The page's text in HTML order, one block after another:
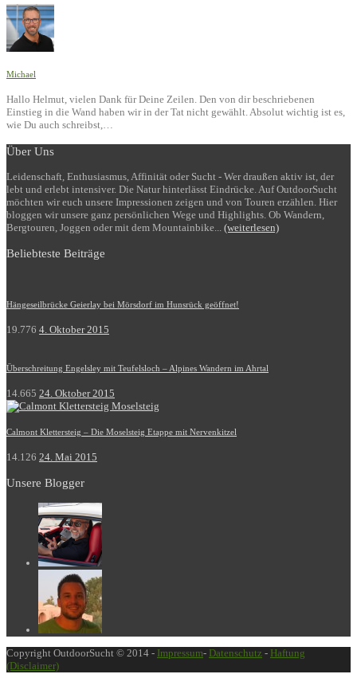
Michael
Hallo Helmut, vielen Dank für Deine Zeilen. Den von dir beschriebenen
Einstieg in die Wand haben wir in der Tat nicht gewählt. Absolut wichtig ist es,
wie Du auch schreibst,…
Über Uns
Leidenschaft, Enthusiasmus, Affinität oder Sucht - Wer draußen aktiv ist, der
lebt und erlebt intensiver. Die Natur hinterlässt Eindrücke. Auf OutdoorSucht
möchten wir euch unsere Impressionen zeigen und von Touren erzählen. Hier
bloggen wir unsere ganz persönlichen Wege und Highlights. Ob Wandern,
Bergtouren, Joggen oder mit dem Mountainbike... (weiterlesen)
Beliebteste Beiträge
Hängeseilbrücke Geierlay bei Mörsdorf im Hunsrück geöffnet!
19.776 4. Oktober 2015
Überschreitung Engelsley mit Teufelsloch – Alpines Wandern im Ahrtal
14.665 24. Oktober 2015
Calmont Klettersteig – Die Moselsteig Etappe mit Nervenkitzel
14.126 24. Mai 2015
Unsere Blogger
Copyright OutdoorSucht © 2014 - Impressum- Datenschutz - Haftung
(Disclaimer)